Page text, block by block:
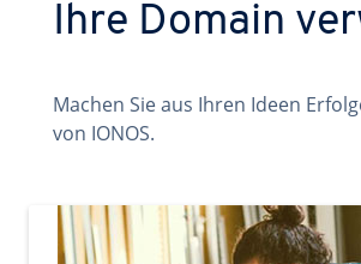
Ihre Domain
Machen Sie aus Ihren Ideen
von IONOS.